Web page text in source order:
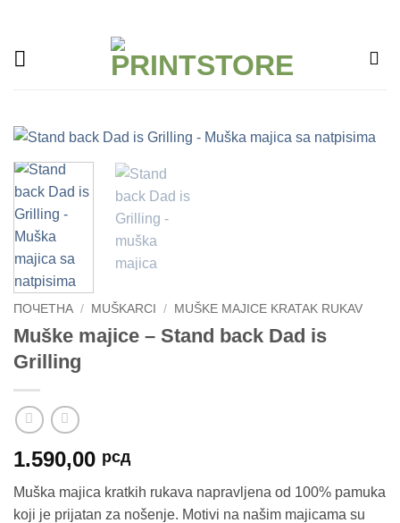
садржај
ПОЧЕТНА / MUŠKARCI / MUŠKE MAJICE KRATAK RUKAV
Muške majice – Stand back Dad is
Grilling
1.590,00 рсд
Muška majica kratkih rukava napravljena od 100% pamuka
koji je prijatan za nošenje. Motivi na našim majicama su